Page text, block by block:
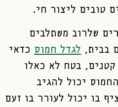
טובים ליצור חי.
שלרוב משתלבים
בבית, לגדל חמוס כדאי
בטח לא כאלו
יכול להגיב
בו יכול לעורר בו זעם